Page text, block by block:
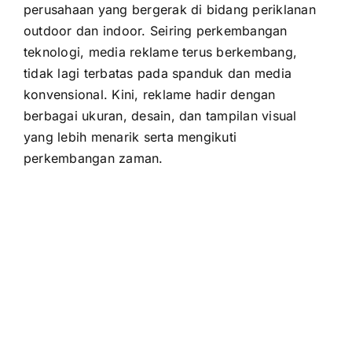
perusahaan yang bergerak di bidang periklanan
outdoor dan indoor. Seiring perkembangan
teknologi, media reklame terus berkembang,
tidak lagi terbatas pada spanduk dan media
konvensional. Kini, reklame hadir dengan
berbagai ukuran, desain, dan tampilan visual
yang lebih menarik serta mengikuti
perkembangan zaman.